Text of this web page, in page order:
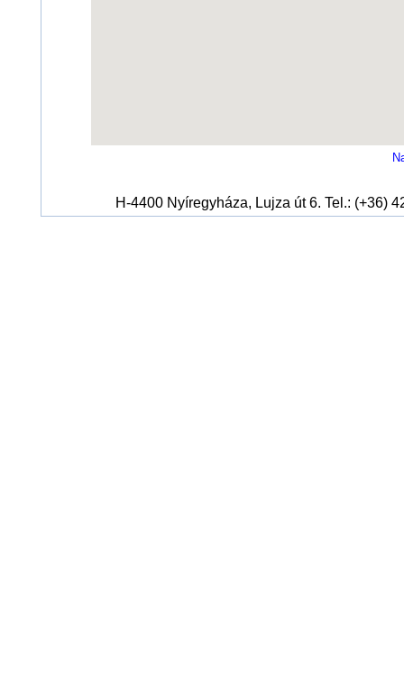
H-4400 Nyíregyháza, Lujza út 6. Tel.: (+36)